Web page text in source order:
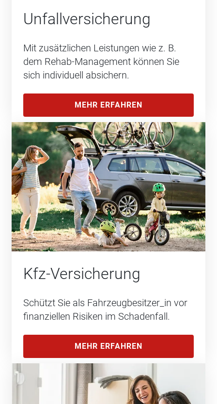
Unfall­versicherung
Mit zusätzlichen Leistungen wie z. B.
dem Rehab-Management können Sie
sich individuell absichern.
MEHR ERFAHREN
Kfz-Versicherung
Schützt Sie als Fahrzeugbesitzer_in vor
finanziellen Risiken im Schadenfall.
MEHR ERFAHREN